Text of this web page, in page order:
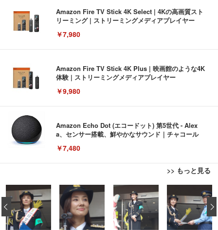
Amazon Fire TV Stick 4K Select | 4Kの高画質スト
リーミング | ストリーミングメディアプレイヤー
￥7,980
Amazon Fire TV Stick 4K Plus | 映画館のような4K
体験 | ストリーミングメディアプレイヤー
￥9,980
Amazon Echo Dot (エコードット) 第5世代 - Alex
a、センサー搭載、鮮やかなサウンド｜チャコール
￥7,480
>> もっと見る
[EdoErgo] オフィスチェア 椅子 テレワーク 疲れな
い 跳ね上げ式アームレスト コンパクト 約105度ロッ
キング pc 事務椅子 360度回転 座面昇降 強化ナイロ
ン樹脂ベース 通気性メッシュ 在宅ワーク H-WY01
(黒網+黒枠+黒足)
￥5,699
EIZO ビジネス向けプレミアムモニター | FlexScan
EV3240X-WT | 31.5型4K UHD・USB Type-C・ホワ
イト
￥105,595
Amazonベーシック ペットシーツ 薄型 レギュラー 1
回使い捨て 無香料 ホワイト 300枚
￥3,373
‹